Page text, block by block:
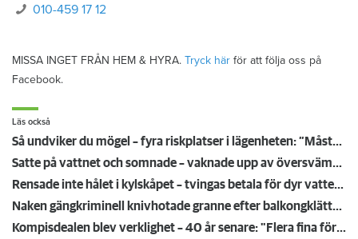
010-459 17 12
MISSA INGET FRÅN HEM & HYRA. Tryck här för att följa oss på
Facebook.
Läs också
Så undviker du mögel – fyra riskplatser i lägenheten: ”Måste städa bort”
Satte på vattnet och somnade – vaknade upp av översvämning hos grannen
Rensade inte hålet i kylskåpet – tvingas betala för dyr vattenskada
Naken gängkriminell knivhotade granne efter balkongklättring
Kompisdealen blev verklighet – 40 år senare: "Flera fina fördelar med att dela bostad"